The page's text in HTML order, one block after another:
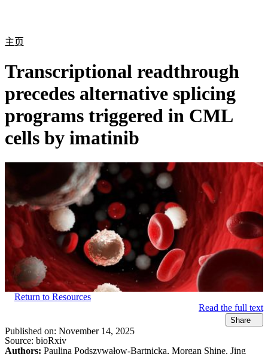
主页
Transcriptional readthrough
precedes alternative splicing
programs triggered in CML
cells by imatinib
Return to Resources
Read the full text
Share
Published on: November 14, 2025
Source: bioRxiv
Authors: Paulina Podszywałow-Bartnicka, Morgan Shine, Jing